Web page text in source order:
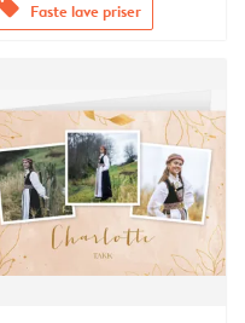
offers Faste lave priser